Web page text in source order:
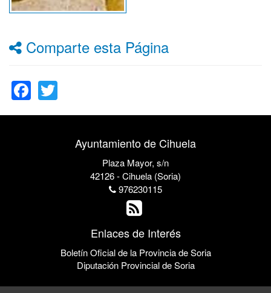
Comparte esta Página
Facebook
Ayuntamiento de Cihuela
Plaza Mayor, s/n
42126 - Cihuela (Soria)
976230115
Enlaces de Interés
Boletín Oficial de la Provincia de Soria
Diputación Provincial de Soria